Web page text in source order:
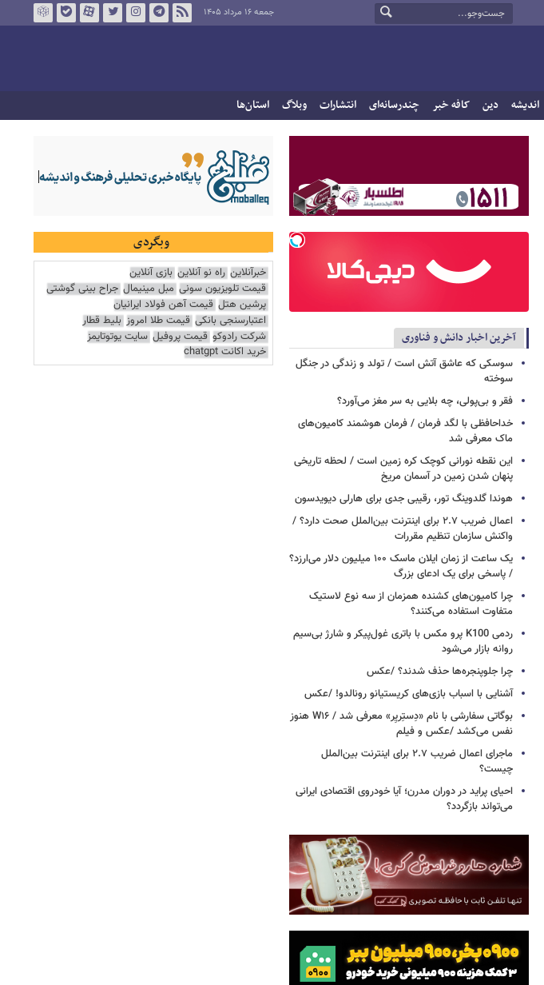
جمعه ۱۶ مرداد ۱۴۰۵
اندیشه دین کافه خبر چندرسانه‌ای انتشارات وبلاگ استان‌ها
آخرین اخبار دانش و فناوری
سوسکی که عاشق آتش است / تولد و زندگی در جنگل
سوخته
فقر و بی‌پولی، چه بلایی به سر مغز می‌آورد؟
خداحافظی با لگد فرمان / فرمان هوشمند کامیون‌های
ماک معرفی شد
این نقطه نورانی کوچک کره زمین است / لحظه تاریخی
پنهان شدن زمین در آسمان مریخ
هوندا گلدوینگ تور، رقیبی جدی برای هارلی دیویدسون
اعمال ضریب ۲.۷ برای اینترنت بین‌الملل صحت دارد؟ /
واکنش سازمان تنظیم مقررات
یک ساعت از زمان ایلان ماسک ۱۰۰ میلیون دلار می‌ارزد؟
/ پاسخی برای یک ادعای بزرگ
چرا کامیون‌های کشنده همزمان از سه نوع لاستیک
متفاوت استفاده می‌کنند؟
ردمی K100 پرو مکس با باتری غول‌پیکر و شارژ بی‌سیم
روانه بازار می‌شود
چرا جلوپنجره‌ها حذف شدند؟ /عکس
آشنایی با اسباب‌ بازی‌های کریستیانو رونالدو! /عکس
بوگاتی سفارشی با نام «دِستِریِر» معرفی شد / W۱۶ هنوز
نفس می‌کشد /عکس و فیلم
ماجرای اعمال ضریب ۲.۷ برای اینترنت بین‌الملل
چیست؟
احیای پراید در دوران مدرن؛ آیا خودروی اقتصادی ایرانی
می‌تواند بازگردد؟
وبگردی
خبرآنلاین راه نو آنلاین بازی آنلاین
قیمت تلویزیون سونی مبل مینیمال جراح بینی گوشتی
پرشین هتل قیمت آهن فولاد ایرانیان
اعتبارسنجی بانکی قیمت طلا امروز بلیط قطار
شرکت رادوکو قیمت پروفیل سایت یوتوتایمز
خرید اکانت chatgpt